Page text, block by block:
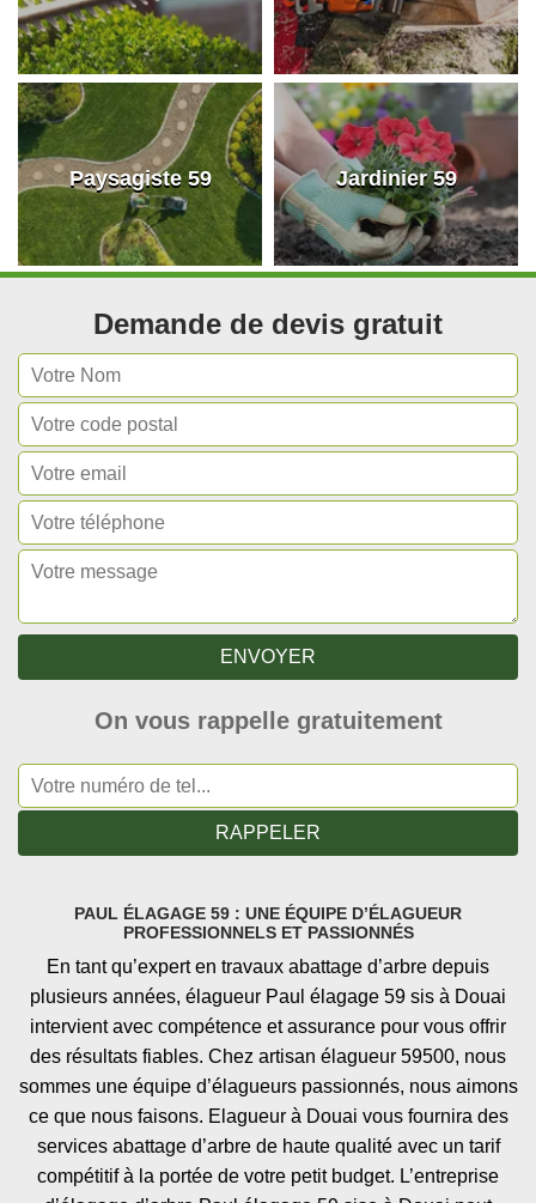
Paysagiste 59 Jardinier 59
Demande de devis gratuit
On vous rappelle gratuitement
PAUL ÉLAGAGE 59 : UNE ÉQUIPE D’ÉLAGUEUR
PROFESSIONNELS ET PASSIONNÉS
En tant qu’expert en travaux abattage d’arbre depuis
plusieurs années, élagueur Paul élagage 59 sis à Douai
intervient avec compétence et assurance pour vous offrir
des résultats fiables. Chez artisan élagueur 59500, nous
sommes une équipe d’élagueurs passionnés, nous aimons
ce que nous faisons. Elagueur à Douai vous fournira des
services abattage d’arbre de haute qualité avec un tarif
compétitif à la portée de votre petit budget. L’entreprise